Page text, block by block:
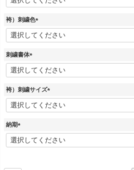
必
袴）刺繍色
(
必
刺繍書体
(
必
)
袴）刺繍サイズ
(
必
納期
(
必